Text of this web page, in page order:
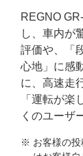
REGNO
し、車内が
評価や、「
心地」に感
に、高速走
「運転が楽
くのユーザ
※ お客様の投